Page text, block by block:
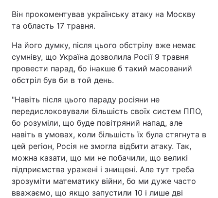
Він прокоментував українську атаку на Москву
та область 17 травня.
На його думку, після цього обстрілу вже немає
сумніву, що Україна дозволила Росії 9 травня
провести парад, бо інакше б такий масований
обстріл був би в той день.
"Навіть після цього параду росіяни не
передислоковували більшість своїх систем ППО,
бо розуміли, що буде повітряний напад, але
навіть в умовах, коли більшість їх була стягнута в
цей регіон, Росія не змогла відбити атаку. Так,
можна казати, що ми не побачили, що великі
підприємства уражені і знищені. Але тут треба
зрозуміти математику війни, бо ми дуже часто
вважаємо, що якщо запустили 10 і лише дві